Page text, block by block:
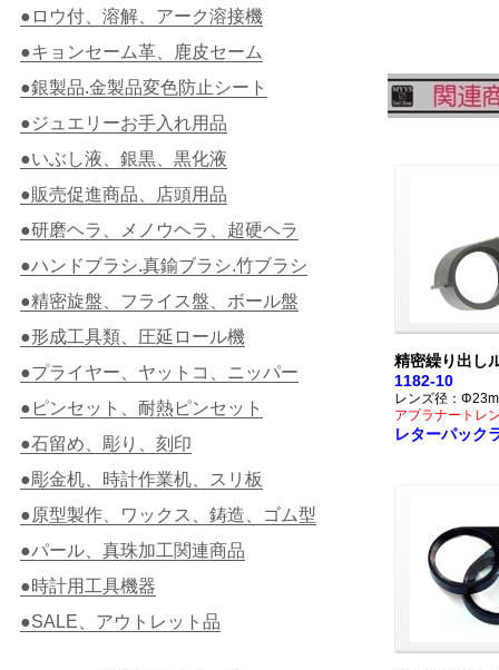
精密繰り出し
1182-10
レンズ径：
アプラナートレ
レターパック
●ロウ付、溶解、アーク溶接機
●キョンセーム革、鹿皮セーム
●銀製品.金製品変色防止シート
●ジュエリーお手入れ用品
●いぶし液、銀黒、黒化液
●販売促進商品、店頭用品
●研磨ヘラ、メノウヘラ、超硬ヘラ
●ハンドブラシ.真鍮ブラシ.竹ブラシ
●精密旋盤、フライス盤、ボール盤
●形成工具類、圧延ロール機
●プライヤー、ヤットコ、ニッパー
●ピンセット、耐熱ピンセット
●石留め、彫り、刻印
●彫金机、時計作業机、スリ板
●原型製作、ワックス、鋳造、ゴム型
●パール、真珠加工関連商品
●時計用工具機器
●SALE、アウトレット品